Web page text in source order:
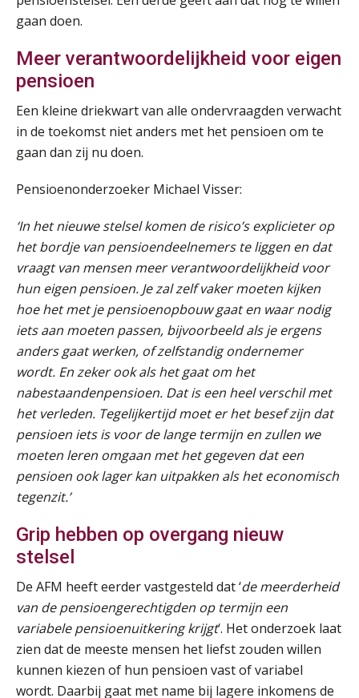
gaan doen.
Meer verantwoordelijkheid voor eigen
pensioen
Een kleine driekwart van alle ondervraagden verwacht
in de toekomst niet anders met het pensioen om te
gaan dan zij nu doen.
Pensioenonderzoeker Michael Visser:
‘In het nieuwe stelsel komen de risico’s explicieter op
het bordje van pensioendeelnemers te liggen en dat
vraagt van mensen meer verantwoordelijkheid voor
hun eigen pensioen. Je zal zelf vaker moeten kijken
hoe het met je pensioenopbouw gaat en waar nodig
iets aan moeten passen, bijvoorbeeld als je ergens
anders gaat werken, of zelfstandig ondernemer
wordt. En zeker ook als het gaat om het
nabestaandenpensioen. Dat is een heel verschil met
het verleden. Tegelijkertijd moet er het besef zijn dat
pensioen iets is voor de lange termijn en zullen we
moeten leren omgaan met het gegeven dat een
pensioen ook lager kan uitpakken als het economisch
tegenzit.’
Grip hebben op overgang nieuw
stelsel
De AFM heeft eerder vastgesteld dat ‘de meerderheid
van de pensioengerechtigden op termijn een
variabele pensioenuitkering krijgt‘. Het onderzoek laat
zien dat de meeste mensen het liefst zouden willen
kunnen kiezen of hun pensioen vast of variabel
wordt. Daarbij gaat met name bij lagere inkomens de
25
25
AUG
MOCuitgevers
25
AUG
Markus Verbeek Praehep
26
AUG
Summercourse Impact en invloed van AI op de salarisverwerking (basis)
MOCuitgevers
27
AUG
Summercourse Impact en invloed van AI op de salarisverwerking (verdieping)
MOCuitgevers
28
AUG
Online Vakopleiding Payroll Services (VPS)
MOCuitgevers
28
AUG
Opfriscursus VPS (NIRPA PE)
Markus Verbeek Praehep
31
AUG
Praktijkdiploma Loonadministratie (PDL®)
Markus Verbeek Praehep
SEP
Cursus Van salarisadministrateur naar beloningsadviseur (basis)
MOCuitgevers
SEP
Online cursus Wwft voor salarisadministrateurs (inclusief praktijkmodellen)
MOCuitgevers